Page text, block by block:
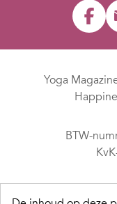
Yoga
BTW-